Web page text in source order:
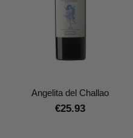
Angelita del Challao
€25.93